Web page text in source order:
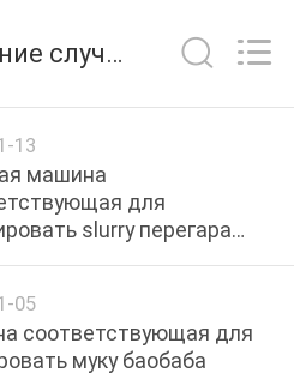
Недавние случаи
13
машина
для
slurry перегара
05
соответствующая для
муку баобаба